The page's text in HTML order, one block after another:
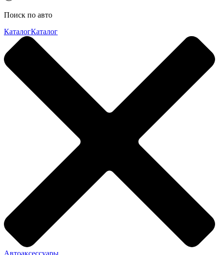
Поиск по авто
КаталогКаталог
Автоаксессуары